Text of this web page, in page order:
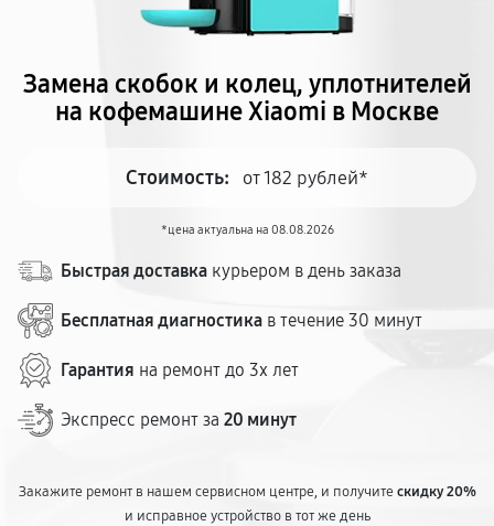
Замена скобок и колец, уплотнителей
на кофемашине Xiaomi в Москве
Стоимость: от 182 рублей*
*цена актуальна на 08.08.2026
Быстрая доставка курьером в день заказа
Бесплатная диагностика в течение 30 минут
Гарантия на ремонт до 3х лет
Экспресс ремонт за 20 минут
Закажите ремонт в нашем сервисном центре, и получитескидку 20%
и исправное устройство в тот же день